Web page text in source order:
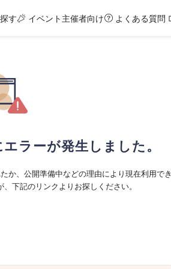
す イベント主催者向け よくある質問
ラーが発生しました。
か、公開準備中などの理由により現在利用でき
下記のリンクよりお探しください。